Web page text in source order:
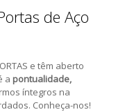
de Aço
e têm aberto
a pontualidade,
íntegros na
Conheça-nos!